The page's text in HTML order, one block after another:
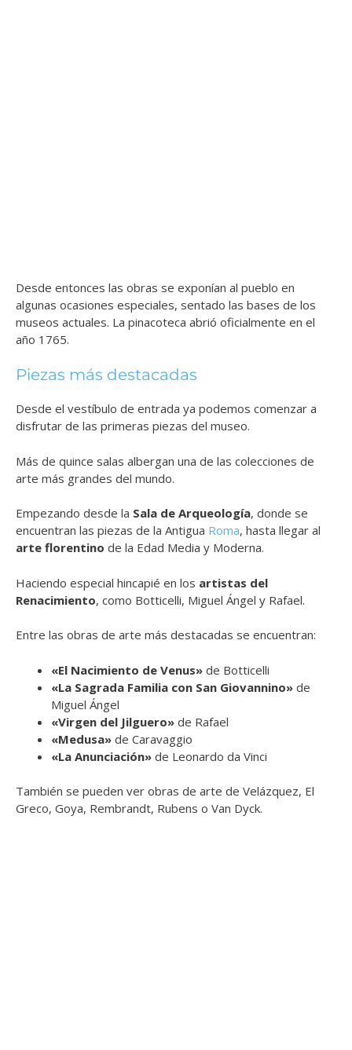
Desde entonces las obras se exponían al pueblo en
algunas ocasiones especiales, sentado las bases de los
museos actuales. La pinacoteca abrió oficialmente en el
año 1765.
Piezas más destacadas
Desde el vestíbulo de entrada ya podemos comenzar a
disfrutar de las primeras piezas del museo.
Más de quince salas albergan una de las colecciones de
arte más grandes del mundo.
Empezando desde la Sala de Arqueología, donde se
encuentran las piezas de la Antigua Roma, hasta llegar al
arte florentino de la Edad Media y Moderna.
Haciendo especial hincapié en los artistas del
Renacimiento, como Botticelli, Miguel Ángel y Rafael.
Entre las obras de arte más destacadas se encuentran:
«El Nacimiento de Venus» de Botticelli
«La Sagrada Familia con San Giovannino» de
Miguel Ángel
«Virgen del Jilguero» de Rafael
«Medusa» de Caravaggio
«La Anunciación» de Leonardo da Vinci
También se pueden ver obras de arte de Velázquez, El
Greco, Goya, Rembrandt, Rubens o Van Dyck.